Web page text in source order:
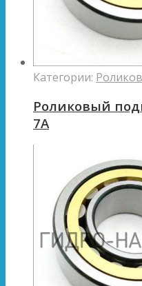
Категории:
Роликовый
7A